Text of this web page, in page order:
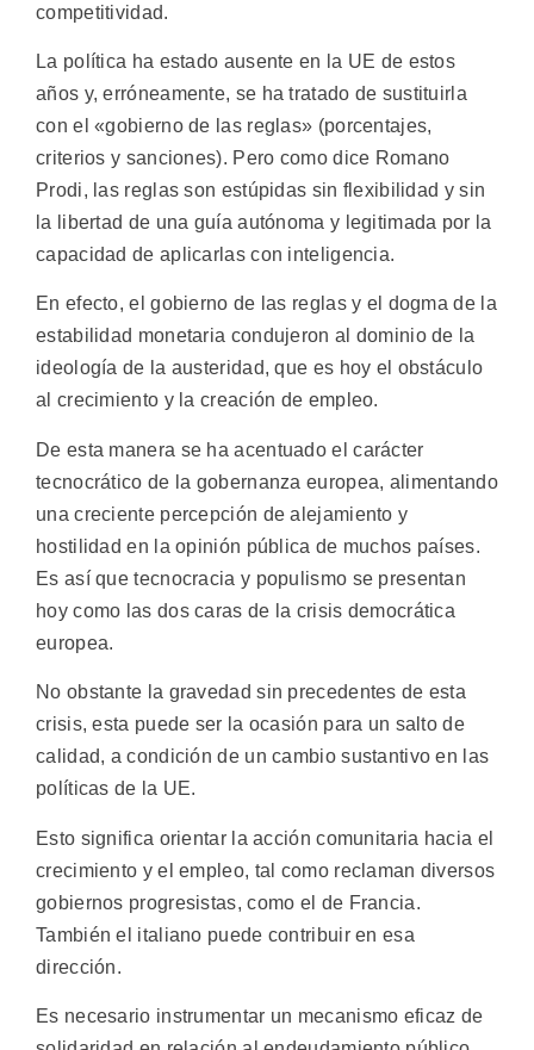
competitividad.
La política ha estado ausente en la UE de estos
años y, erróneamente, se ha tratado de sustituirla
con el «gobierno de las reglas» (porcentajes,
criterios y sanciones). Pero como dice Romano
Prodi, las reglas son estúpidas sin flexibilidad y sin
la libertad de una guía autónoma y legitimada por la
capacidad de aplicarlas con inteligencia.
En efecto, el gobierno de las reglas y el dogma de la
estabilidad monetaria condujeron al dominio de la
ideología de la austeridad, que es hoy el obstáculo
al crecimiento y la creación de empleo.
De esta manera se ha acentuado el carácter
tecnocrático de la gobernanza europea, alimentando
una creciente percepción de alejamiento y
hostilidad en la opinión pública de muchos países.
Es así que tecnocracia y populismo se presentan
hoy como las dos caras de la crisis democrática
europea.
No obstante la gravedad sin precedentes de esta
crisis, esta puede ser la ocasión para un salto de
calidad, a condición de un cambio sustantivo en las
políticas de la UE.
Esto significa orientar la acción comunitaria hacia el
crecimiento y el empleo, tal como reclaman diversos
gobiernos progresistas, como el de Francia.
También el italiano puede contribuir en esa
dirección.
Es necesario instrumentar un mecanismo eficaz de